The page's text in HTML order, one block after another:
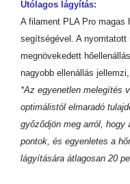
Utólagos lágyítás:
A filament PLA Pro magas
segítségével. A
megnövekedett
nagyobb ellenállás
*Az egyenetlen melegítés
optimálistól elmaradó
győződjön meg arról, hogy
pontok, és egyenletes a
lágyítására átlagosan 20